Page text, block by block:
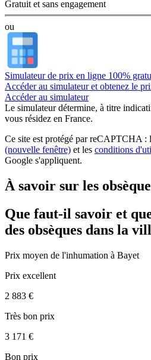
Gratuit et sans engagement
ou
Simulateur de prix en ligne 100%
Accéder au simulateur et obtenez le
Accéder au simulateur
Le simulateurdétermine, à titre
vous résidez en France.
Ce site est protégé par reCAPTCHA :
(nouvelle fenêtre) et les conditions
Google s'appliquent.
À savoir sur les
Que faut-il savoir et
des obsèques dans la
Prix moyen de l'inhumation à Bayet
Prix excellent
2 883 €
Très bon prix
3 171 €
Bon prix